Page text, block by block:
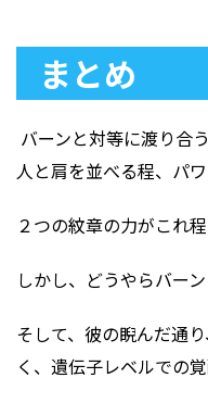
まとめ
バーンと対等に渡り合
人と肩を並べる程、パ
２つの紋章の力がこれ
しかし、どうやらバー
そして、彼の睨んだ通
く、遺伝子レベルでの